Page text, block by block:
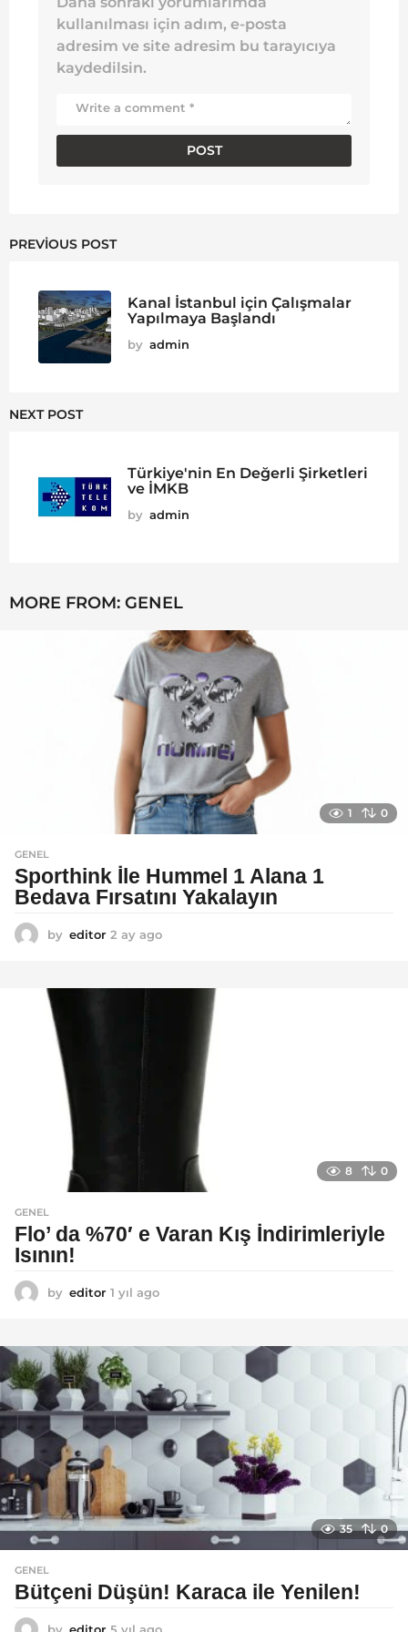
kullanılması için adım, e-posta
adresim ve site adresim bu tarayıcıya
kaydedilsin.
PREVIOUS POST
Kanal İstanbul için Çalışmalar
Yapılmaya Başlandı
by admin
NEXT POST
Türkiye'nin En Değerli Şirketleri
ve İMKB
by admin
MORE FROM: GENEL
1 0
GENEL
Sporthink İle Hummel 1 Alana 1
Bedava Fırsatını Yakalayın
by editor 2 ay ago
a
8 0
GENEL
Flo’ da %70′ e Varan Kış İndirimleriyle
Isının!
by editor 1 yıl ago
l
g
o
35 0
GENEL
Bütçeni Düşün! Karaca ile Yenilen!